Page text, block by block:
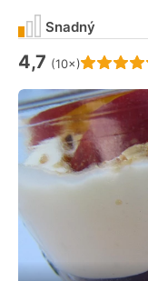
Hodnocení receptu je
4,7 (10×)
Snadný